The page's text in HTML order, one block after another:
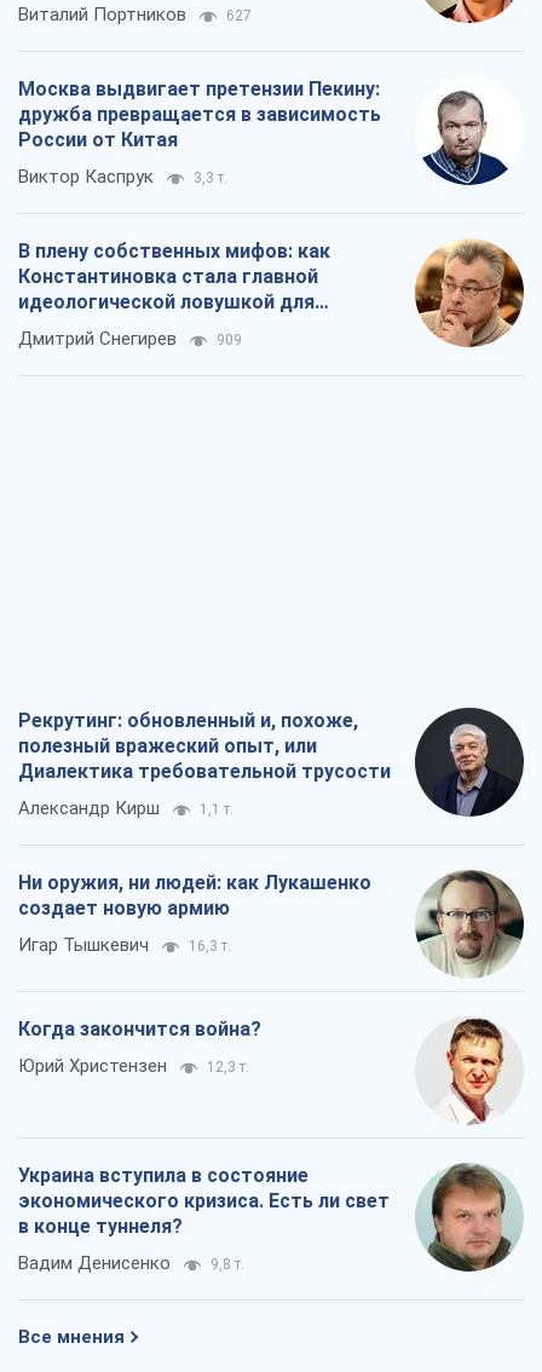
Виталий Портников 627
Москва выдвигает претензии Пекину:
дружба превращается в зависимость
России от Китая
Виктор Каспрук 3,3 т.
В плену собственных мифов: как
Константиновка стала главной
идеологической ловушкой для
российских оккупантов
Дмитрий Снегирев 909
Рекрутинг: обновленный и, похоже,
полезный вражеский опыт, или
Диалектика требовательной трусости
Александр Кирш 1,1 т.
Ни оружия, ни людей: как Лукашенко
создает новую армию
Игар Тышкевич 16,3 т.
Когда закончится война?
Юрий Христензен 12,3 т.
Украина вступила в состояние
экономического кризиса. Есть ли свет
в конце туннеля?
Вадим Денисенко 9,8 т.
Все мнения